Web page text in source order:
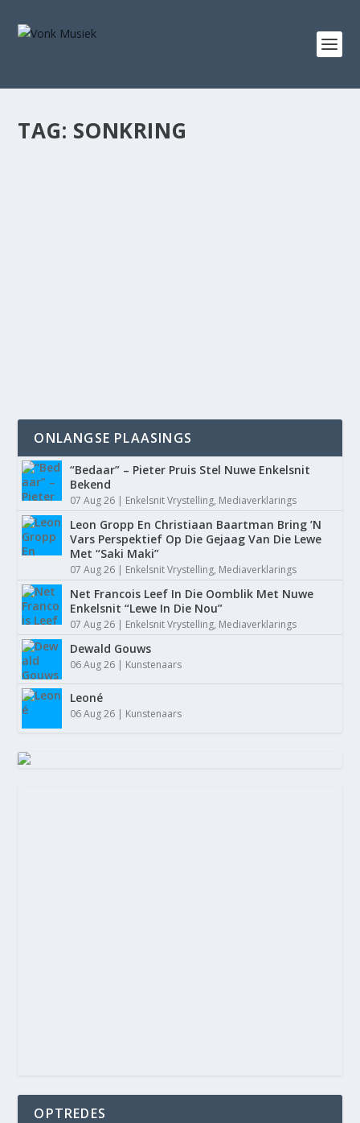
TAG: SONKRING
ONLANGSE PLAASINGS
“Bedaar” – Pieter Pruis Stel Nuwe Enkelsnit
Bekend
07 Aug 26 | Enkelsnit Vrystelling, Mediaverklarings
Leon Gropp En Christiaan Baartman Bring ’N
Vars Perspektief Op Die Gejaag Van Die Lewe
Met “Saki Maki”
07 Aug 26 | Enkelsnit Vrystelling, Mediaverklarings
Net Francois Leef In Die Oomblik Met Nuwe
Enkelsnit “Lewe In Die Nou”
07 Aug 26 | Enkelsnit Vrystelling, Mediaverklarings
Dewald Gouws
06 Aug 26 | Kunstenaars
Leoné
06 Aug 26 | Kunstenaars
OPTREDES